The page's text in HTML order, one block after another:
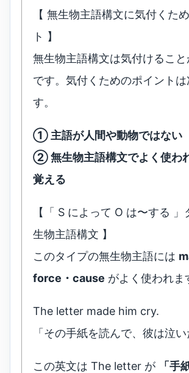
【 無生物主語構文に気付くた
ト 】
無生物主語構文は気付けること
です。気付くためのポイント
す。
① 主語が人間や動物ではない
② 無生物主語構文でよく使わ
覚える
【「 S によって O は〜する
生物主語構文 】
このタイプの無生物主語には
force・cause がよく使われま
The letter made him cry.
「その手紙を読んで、彼は泣い
この英文は The letter が
「手